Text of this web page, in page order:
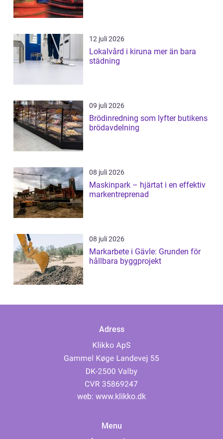
12 juli 2026
Lokalvård i kiruna mer än bara
städning
09 juli 2026
Brödinredning som lyfter butikens
brödavdelning
08 juli 2026
Maskinpark – hjärtat i en effektiv
markentreprenad
08 juli 2026
Markarbete i Gävle: Grunden för
hållbara byggprojekt
Adress
web: www.klikko.dk
Menu